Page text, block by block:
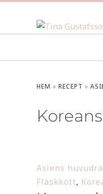
HEM » RECEPT »
Asiens
Fläskkött,